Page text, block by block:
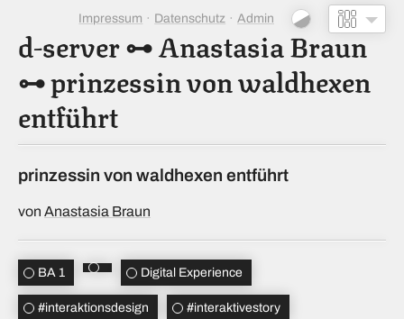
d-server⊶Anastasia Braun
⊶prinzessin von waldhexen
entführt
Impressum Datenschutz Admin
prinzessin von waldhexen entführt
von Anastasia Braun
BA 1 Digital Experience
#interaktionsdesign #interaktivestory